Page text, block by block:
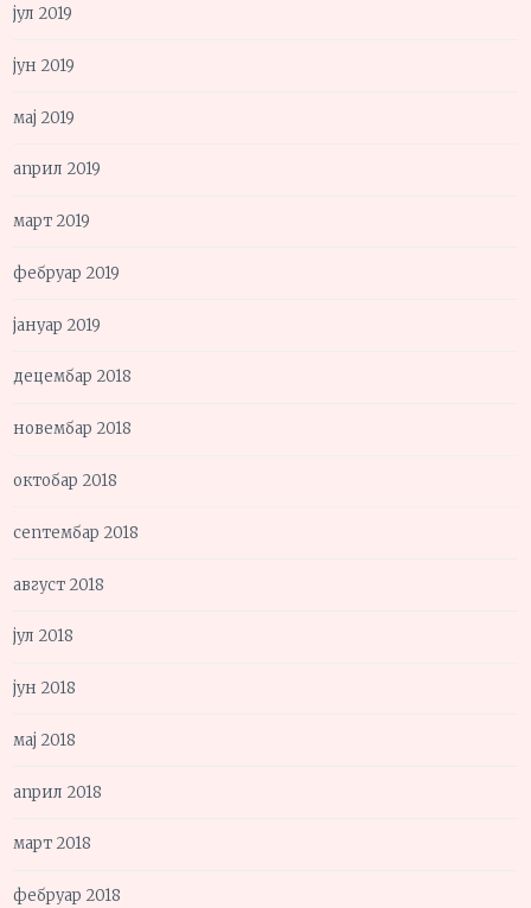
јул 2019
јун 2019
мај 2019
април 2019
март 2019
фебруар 2019
јануар 2019
децембар 2018
новембар 2018
октобар 2018
септембар 2018
август 2018
јул 2018
јун 2018
мај 2018
април 2018
март 2018
фебруар 2018